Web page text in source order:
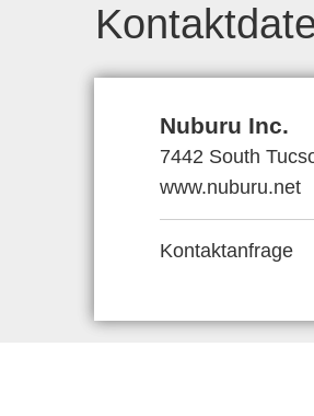
Nuburu Inc.
7442 South
www.nuburu.net
Kontaktanfrage